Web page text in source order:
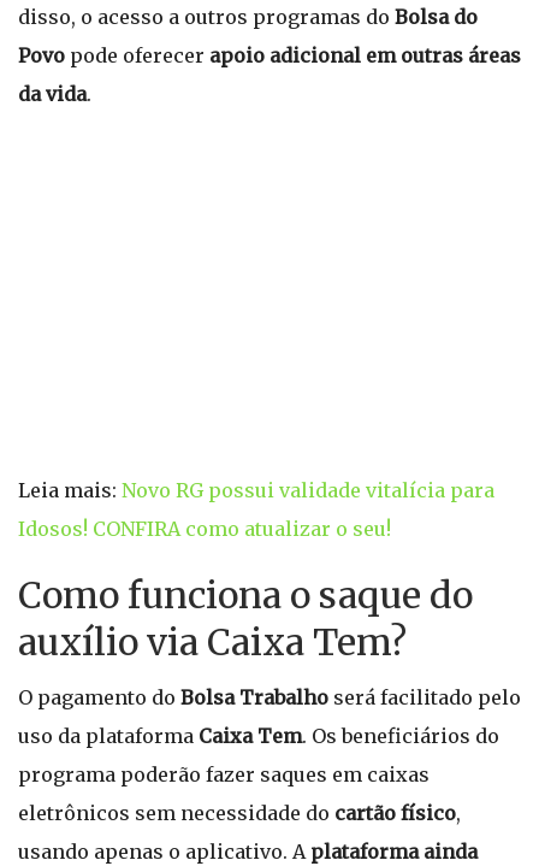
disso, o acesso a outros programas do Bolsa do
Povo pode oferecer apoio adicional em outras áreas
da vida.
Leia mais: Novo RG possui validade vitalícia para
Idosos! CONFIRA como atualizar o seu!
Como funciona o saque do
auxílio via Caixa Tem?
O pagamento do Bolsa Trabalho será facilitado pelo
uso da plataforma Caixa Tem. Os beneficiários do
programa poderão fazer saques em caixas
eletrônicos sem necessidade do cartão físico,
usando apenas o aplicativo. A plataforma ainda